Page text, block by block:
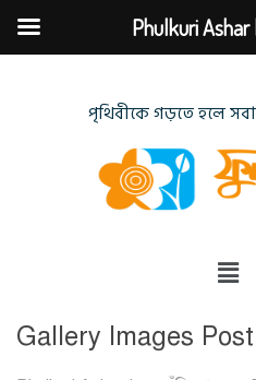
পৃথিবীকে গড়তে হলে
Gallery Images Post
Phulkuri